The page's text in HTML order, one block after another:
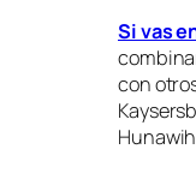
Si vas
con